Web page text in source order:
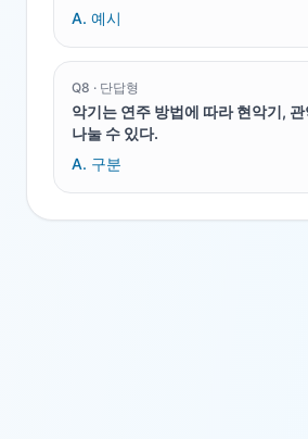
A. 예시
Q8 · 단답형
악기는 연주 방법에 따라 현악기,
나눌 수 있다.
A. 구분